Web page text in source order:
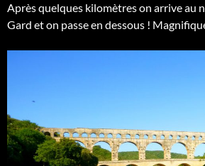
Après quelques kilomètres on arrive au
Gard et on passe en dessous !